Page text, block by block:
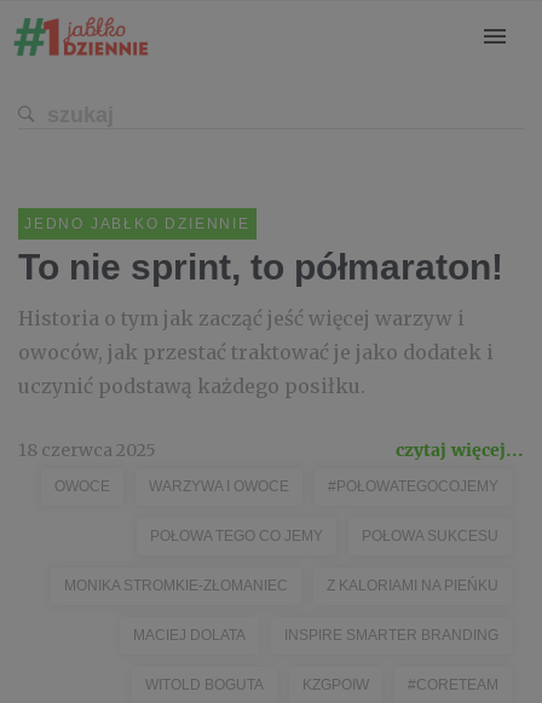
JEDNO JABŁKO DZIENNIE
To nie sprint, to półmaraton!
Historia o tym jak zacząć jeść więcej warzyw i
owoców, jak przestać traktować je jako dodatek i
uczynić podstawą każdego posiłku.
18 czerwca 2025 czytaj więcej...
OWOCE WARZYWA I OWOCE #POŁOWATEGOCOJEMY
POŁOWA TEGO CO JEMY POŁOWA SUKCESU
MONIKA STROMKIE-ZŁOMANIEC Z KALORIAMI NA PIEŃKU
MACIEJ DOLATA INSPIRE SMARTER BRANDING
WITOLD BOGUTA KZGPOIW #CORETEAM